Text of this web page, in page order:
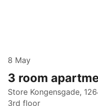
8 May
3 room
Store Kongensgade,
3rd floor